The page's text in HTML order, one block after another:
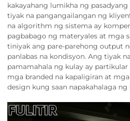
kakayahang lumikha ng
tiyak na pangangailangan ng
na algorithm ng sistema ay
pagbabago ng materyales at mga
tiniyak ang pare-parehong output
panlabas na kondisyon. Ang tiyak
pamamahala ng kulay ay partikular
mga branded na kapaligiran at
design kung saan napakahalaga